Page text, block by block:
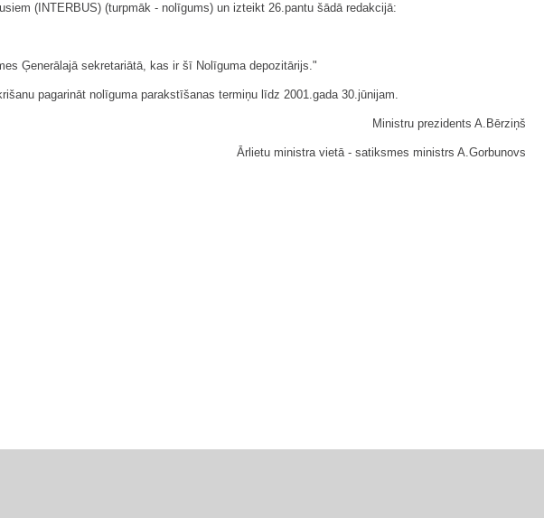
(INTERBUS) (turpmāk - nolīgums) un izteikt 26.pantu šādā redakcijā:
Ģenerālajā sekretariātā, kas ir šī Nolīguma depozitārijs."
pagarināt nolīguma parakstīšanas termiņu līdz 2001.gada 30.jūnijam.
Ministru prezidents A.Bērziņš
Ārlietu ministra vietā - satiksmes ministrs A.Gorbunovs